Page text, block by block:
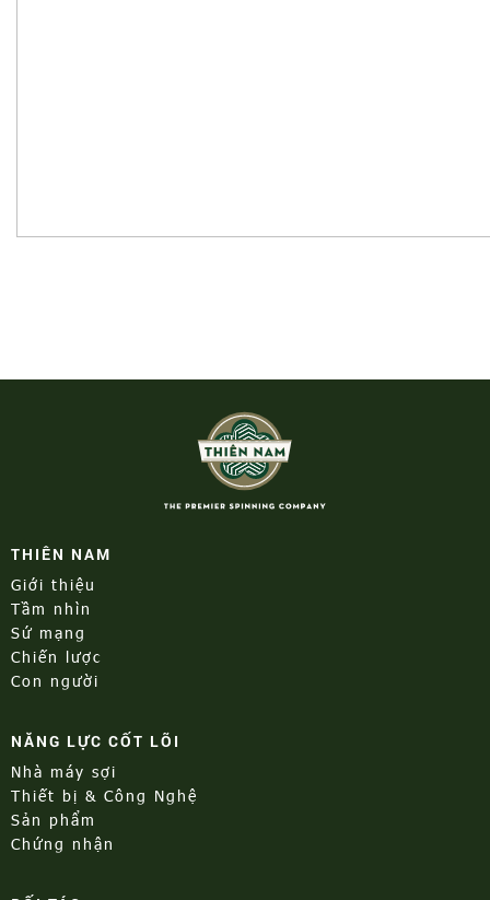
THIÊN NAM
Giới thiệu
Tầm nhìn
Sứ mạng
Chiến lược
Con người
NĂNG LỰC CỐT LÕI
Nhà máy sợi
Thiết bị & Công Nghệ
Sản phẩm
Chứng nhận